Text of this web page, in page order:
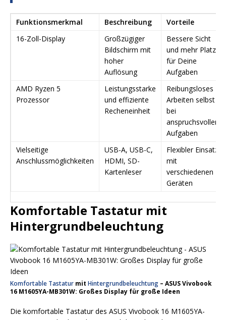
Funktionsmerkmal Beschreibung
Vorteile
16-Zoll-Display
Großzügiger
Bildschirm mit
hoher
Auflösung
Bessere Sicht
und mehr Platz
für Deine
Aufgaben
AMD Ryzen 5
Prozessor
Leistungsstarke
und effiziente
Recheneinheit
Reibungsloses
Arbeiten selbst
bei
anspruchsvollen
Aufgaben
Vielseitige
Anschlussmöglichkeiten
USB-A, USB-C,
HDMI, SD-
Kartenleser
Flexibler Einsatz
mit
verschiedenen
Geräten
Komfortable Tastatur mit
Hintergrundbeleuchtung
Komfortable Tastatur mit Hintergrundbeleuchtung – ASUS Vivobook
16 M1605YA-MB301W: Großes Display für große Ideen
Die komfortable Tastatur des ASUS Vivobook 16 M1605YA-